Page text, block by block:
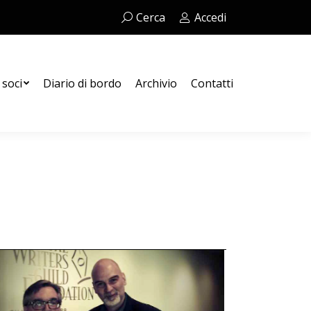
Cerca:Cerca Accedi
Diario di bordo Archivio Contatti
Contatti